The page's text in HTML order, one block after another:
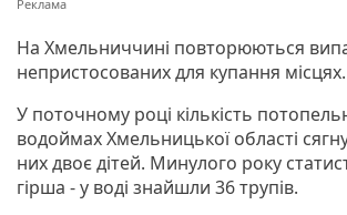
На Хмельниччині повторюються
непристосованих для купання місцях.
У поточному році кількість
водоймах Хмельницької області
них двоє дітей. Минулого року
гірша - у воді знайшли 36 трупів.